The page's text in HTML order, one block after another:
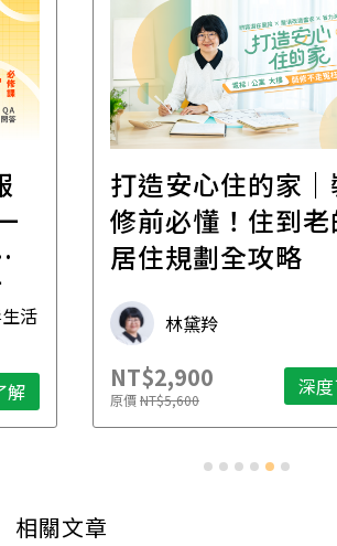
活
解
打造安心住的家｜
修前必懂！住到老
居住規劃全攻略
林黛羚
NT$2,900
原價NT$5,600 深
相關文章